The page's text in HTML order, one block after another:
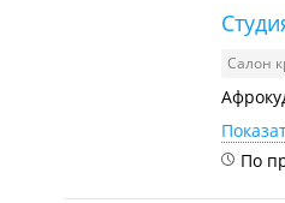
Салон
По